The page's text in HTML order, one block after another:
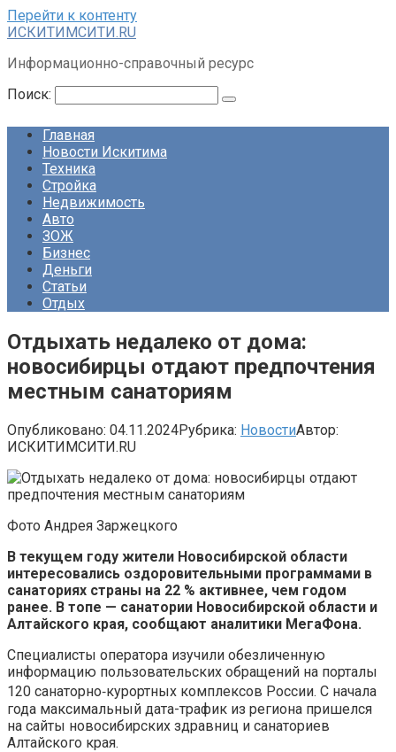
Перейти к контенту
ИСКИТИМСИТИ.RU
Информационно-справочный ресурс
Поиск:
Главная
Новости Искитима
Техника
Стройка
Недвижимость
Авто
ЗОЖ
Бизнес
Деньги
Статьи
Отдых
Отдыхать недалеко от дома:
новосибирцы отдают предпочтения
местным санаториям
Опубликовано: 04.11.2024Рубрика: НовостиАвтор:
ИСКИТИМСИТИ.RU
Фото Андрея Заржецкого
В текущем году жители Новосибирской области
интересовались оздоровительными программами в
санаториях страны на 22 % активнее, чем годом
ранее. В топе — санатории Новосибирской области и
Алтайского края, сообщают аналитики МегаФона.
Специалисты оператора изучили обезличенную
информацию пользовательских обращений на порталы
120 санаторно‑курортных комплексов России. С начала
года максимальный дата-трафик из региона пришелся
на сайты новосибирских здравниц и санаториев
Алтайского края.